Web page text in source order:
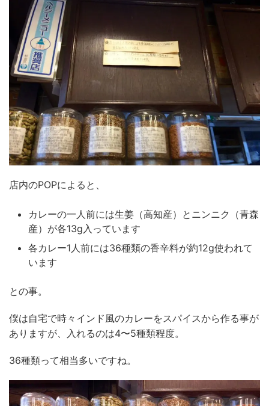
店内のPOPによると、
カレーの一人前には生姜（高知産）とニンニク（青森
産）が各13g入っています
各カレー1人前には36種類の香辛料が約12g使われて
います
との事。
僕は自宅で時々インド風のカレーをスパイスから作る事が
ありますが、入れるのは4〜5種類程度。
36種類って相当多いですね。